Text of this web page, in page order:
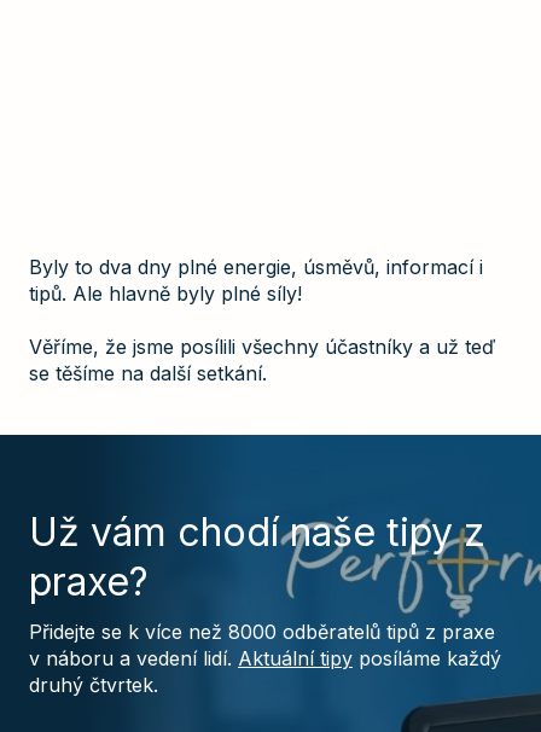
Byly to dva dny plné energie, úsměvů, informací i
tipů. Ale hlavně byly plné síly!
Věříme, že jsme posílili všechny účastníky a už teď
se těšíme na další setkání.
Už vám chodí naše tipy z
praxe?
Přidejte se k více než 8000 odběratelů tipů z praxe
v náboru a vedení lidí. Aktuální tipy posíláme každý
druhý čtvrtek.